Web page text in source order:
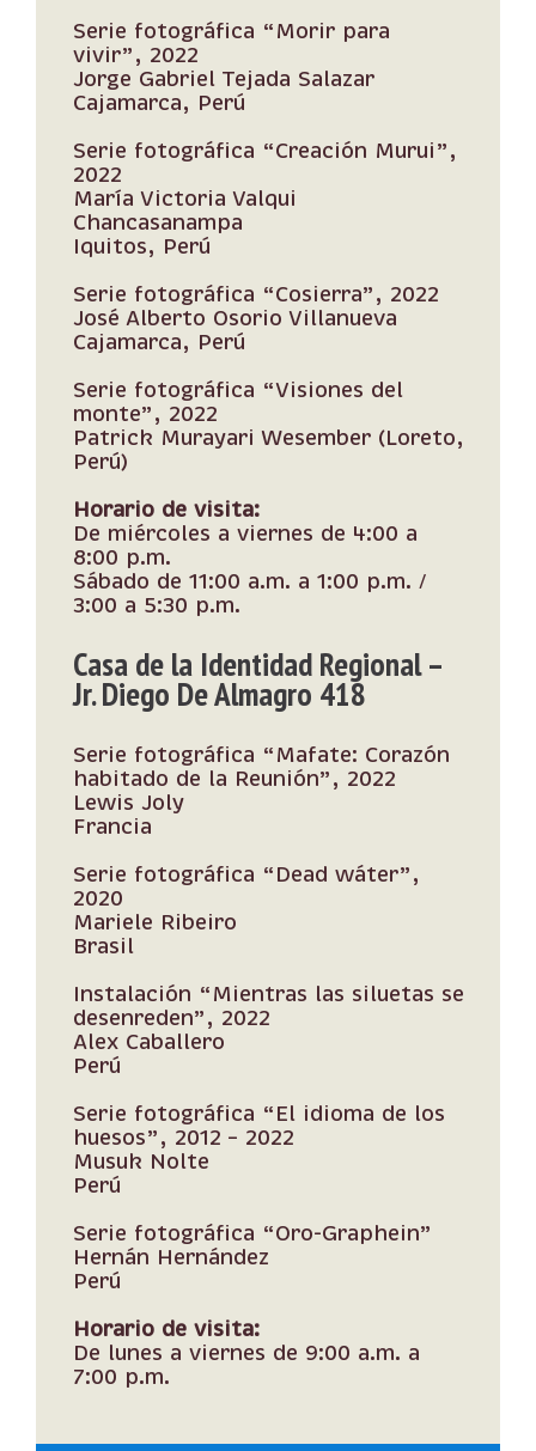
Serie fotográfica “Morir para
vivir”, 2022
Jorge Gabriel Tejada Salazar
Cajamarca, Perú
Serie fotográfica “Creación Murui”,
2022
María Victoria Valqui
Chancasanampa
Iquitos, Perú
Serie fotográfica “Cosierra”, 2022
José Alberto Osorio Villanueva
Cajamarca, Perú
Serie fotográfica “Visiones del
monte”, 2022
Patrick Murayari Wesember (Loreto,
Perú)
Horario de visita:
De miércoles a viernes de 4:00 a
8:00 p.m.
Sábado de 11:00 a.m. a 1:00 p.m. /
3:00 a 5:30 p.m.
Casa de la Identidad Regional–
Jr. Diego De Almagro 418
Serie fotográfica “Mafate: Corazón
habitado de la Reunión”, 2022
Lewis Joly
Francia
Serie fotográfica “Dead wáter”,
2020
Mariele Ribeiro
Brasil
Instalación “Mientras las siluetas se
desenreden”, 2022
Alex Caballero
Perú
Serie fotográfica “El idioma de los
huesos”, 2012 – 2022
Musuk Nolte
Perú
Serie fotográfica “Oro-Graphein”
Hernán Hernández
Perú
Horario de visita:
De lunes a viernes de 9:00 a.m. a
7:00 p.m.